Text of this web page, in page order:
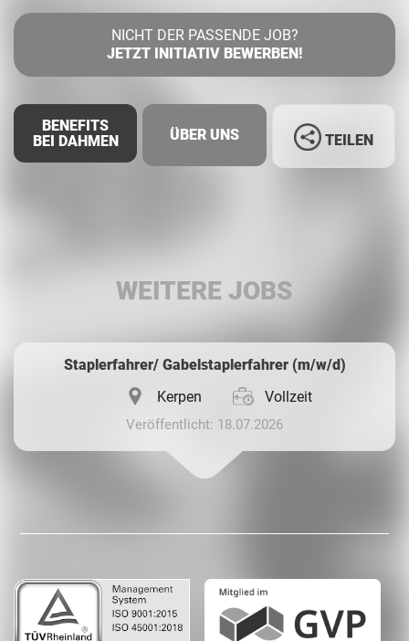
NICHT DER PASSENDE JOB?
JETZT INITIATIV BEWERBEN!
BENEFITS
BEI DAHMEN
ÜBER UNS TEILEN
WEITERE JOBS
Staplerfahrer/ Gabelstaplerfahrer (m/w/d)
Kerpen
Vollzeit
Veröffentlicht: 18.07.2026